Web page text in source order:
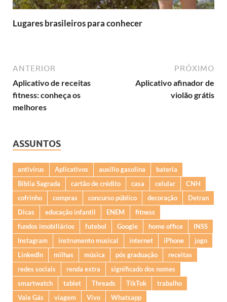
Lugares brasileiros para conhecer
ANTERIOR
Aplicativo de receitas
fitness: conheça os
melhores
PRÓXIMO
Aplicativo afinador de
violão grátis
ASSUNTOS
antivírus Aplicativos auxílio gasolina
bateria
Bíblia Sagrada
cartão de crédito casa celular
CNH
cofrinho
compras concurso público decoração
Detran
Dicas
educação infantil ENEM
fitness
fundos imobiliários
futebol Google home office
INSS
Instagram
instrumento musical internet iPhone
jogo
LinkedIn
milhas música pós graduação
receitas
redes sociais
renda extra
significado dos nomes
smartwatch
tablet Threads TikTok
trabalho
Vale Gás
viagem Vivo Whatsapp